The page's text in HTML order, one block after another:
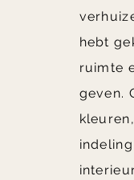
hebt
ruimte
geven.